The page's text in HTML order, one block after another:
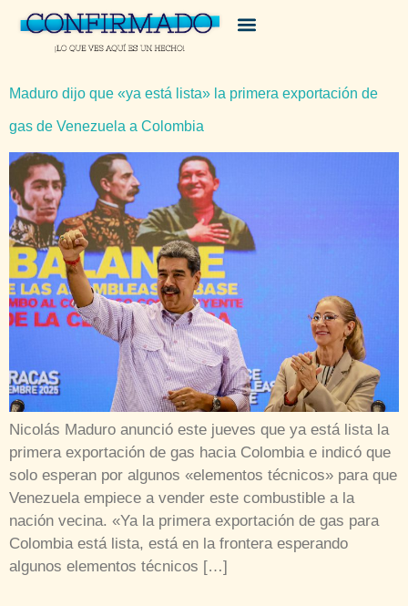
Maduro dijo que «ya está lista» la primera exportación de
gas de Venezuela a Colombia
Nicolás Maduro anunció este jueves que ya está lista la
primera exportación de gas hacia Colombia e indicó que
solo esperan por algunos «elementos técnicos» para que
Venezuela empiece a vender este combustible a la
nación vecina. «Ya la primera exportación de gas para
Colombia está lista, está en la frontera esperando
algunos elementos técnicos […]